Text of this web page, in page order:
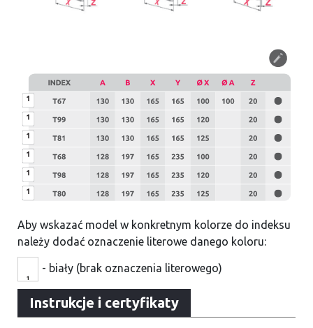
Aby wskazać model w konkretnym kolorze do indeksu
należy dodać oznaczenie literowe danego koloru:
- biały (brak oznaczenia literowego)
Instrukcje i certyfikaty